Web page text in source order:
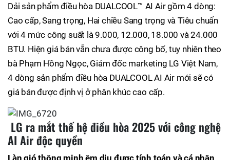
Dải sản phẩm điều hòa DUALCOOL™ AI Air gồm 4 dòng:
Cao cấp, Sang trọng, Hai chiều Sang trọng và Tiêu chuẩn
với 4 mức công suất là 9.000, 12.000, 18.000 và 24.000
BTU. Hiện giá bán vẫn chưa được công bố, tuy nhiên theo
bà Phạm Hồng Ngọc, Giám đốc marketing LG Việt Nam,
4 dòng sản phẩm điều hòa DUALCOOL AI Air mới sẽ có
giá bán được định vị ở phân khúc cao cấp.
LG ra mắt thế hệ điều hòa 2025 với công nghệ
AI Air độc quyền
Làn gió thông minh êm dịu được tính toán và cá nhân